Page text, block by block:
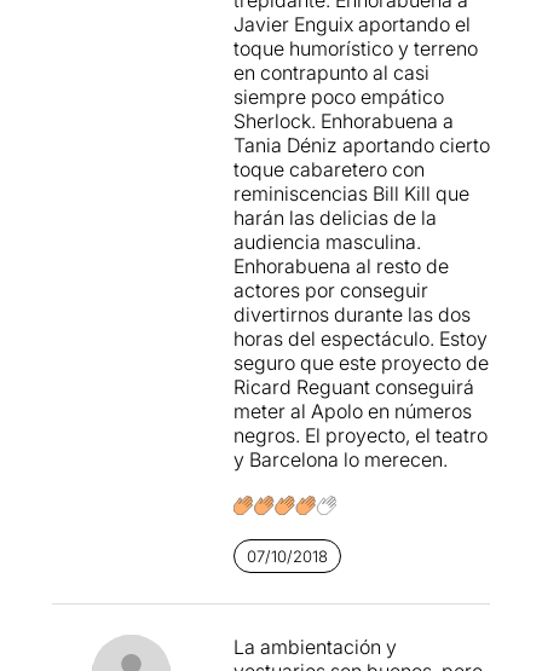
Javier Enguix aportando el
toque humorístico y terreno
en contrapunto al casi
siempre poco empático
Sherlock. Enhorabuena a
Tania Déniz aportando cierto
toque cabaretero con
reminiscencias Bill Kill que
harán las delicias de la
audiencia masculina.
Enhorabuena al resto de
actores por conseguir
divertirnos durante las dos
horas del espectáculo. Estoy
seguro que este proyecto de
Ricard Reguant conseguirá
meter al Apolo en números
negros. El proyecto, el teatro
y Barcelona lo merecen.
07/10/2018
La ambientación y